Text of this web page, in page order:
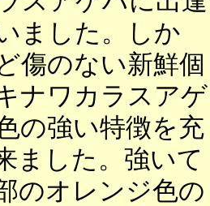
ました。しか
傷のない新鮮個
ナワカラスアゲ
の強い特徴を充
ました。強いて
のオレンジ色の